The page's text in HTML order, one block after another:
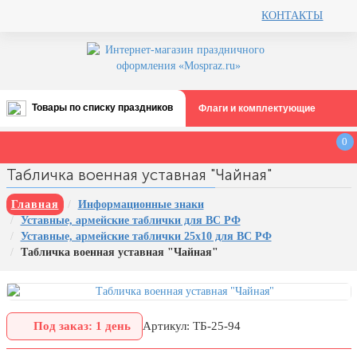
КОНТАКТЫ
Товары по списку праздников
Все праздники
августа)
12 августа, День ВВС
22 августа, День Государственного
флага РФ
3 сентября, День солидарности в
борьбе с терроризмом
Флаги и комплектующие
0
Табличка военная уставная "Чайная"
Главная
Информационные знаки
Уставные, армейские таблички для ВС РФ
Уставные, армейские таблички 25х10 для ВС РФ
Табличка военная уставная "Чайная"
Под заказ: 1 день Артикул: ТБ-25-94